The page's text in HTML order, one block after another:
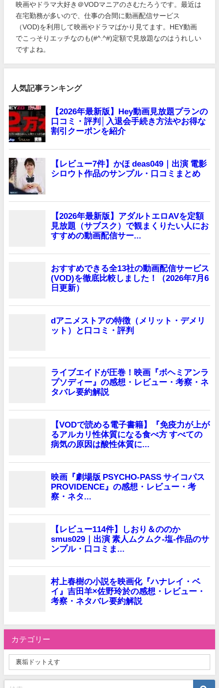
映画やドラマ大好き＠VODマニアのさむたろうです。最近は
在宅勤務が多いので、仕事の合間に動画配信サービス
（VOD)を利用して映画やドラマばかり見てます。HEY動画
でこっそりエッチなのも(#^.^#)定額で見放題なのはうれしい
ですよね。
人気記事ランキング
カテゴリー